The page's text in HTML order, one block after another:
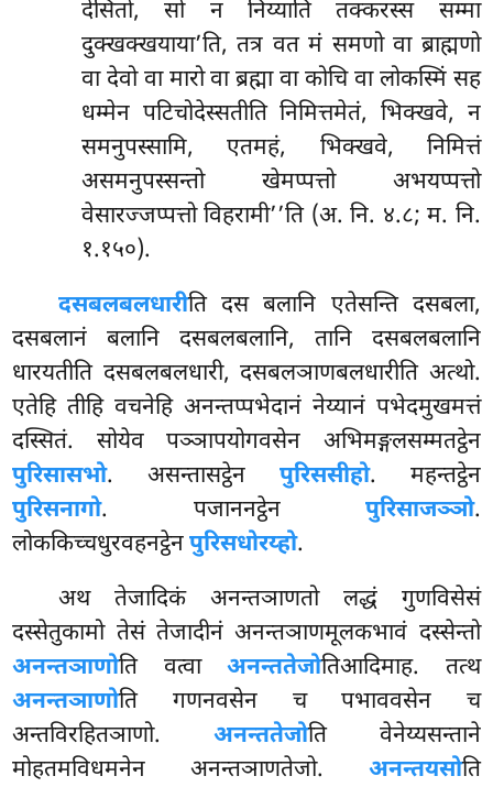
देसितो, सो न निय्याति तक्करस्स सम्मा
दुक्खक्खयाया’ति, तत्र वत मं समणो वा ब्राह्मणो
वा देवो वा मारो वा ब्रह्मा वा कोचि वा लोकस्मिं सह
धम्मेन पटिचोदेस्सतीति निमित्तमेतं, भिक्खवे, न
समनुपस्सामि, एतमहं, भिक्खवे, निमित्तं
असमनुपस्सन्तो खेमप्पत्तो अभयप्पत्तो
वेसारज्जप्पत्तो विहरामी’’ति (अ. नि. ४.८; म. नि.
१.१५०).
दसबलबलधारीति दस बलानि एतेसन्ति दसबला,
दसबलानं बलानि दसबलबलानि, तानि दसबलबलानि
धारयतीति दसबलबलधारी, दसबलञाणबलधारीति अत्थो.
एतेहि तीहि वचनेहि अनन्तप्पभेदानं नेय्यानं पभेदमुखमत्तं
दस्सितं. सोयेव पञ्ञापयोगवसेन अभिमङ्गलसम्मतट्ठेन
पुरिसासभो. असन्तासट्ठेन पुरिससीहो. महन्तट्ठेन
पुरिसनागो. पजाननट्ठेन पुरिसाजञ्ञो.
लोककिच्चधुरवहनट्ठेनपुरिसधोरय्हो.
अथ तेजादिकं अनन्तञाणतो लद्धं गुणविसेसं
दस्सेतुकामो तेसं तेजादीनं अनन्तञाणमूलकभावं दस्सेन्तो
अनन्तञाणोति वत्वाअनन्ततेजोतिआदिमाह. तत्थ
अनन्तञाणोति गणनवसेन च पभाववसेन च
अन्तविरहितञाणो. अनन्ततेजोति वेनेय्यसन्ताने
मोहतमविधमनेन अनन्तञाणतेजो. अनन्तयसोति